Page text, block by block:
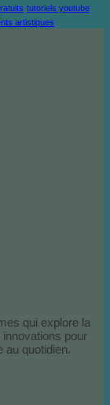
tutoriels youtube
artistiques
qui explore la
pour
au quotidien.